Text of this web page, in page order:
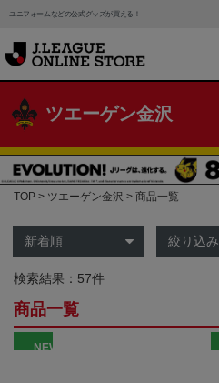
ユニフォームなどの公式グッズが買える！
ツエーゲン金沢
TOP ツエーゲン金沢 商品一覧
絞り込み
検索結果：57件
商品一覧
NEW